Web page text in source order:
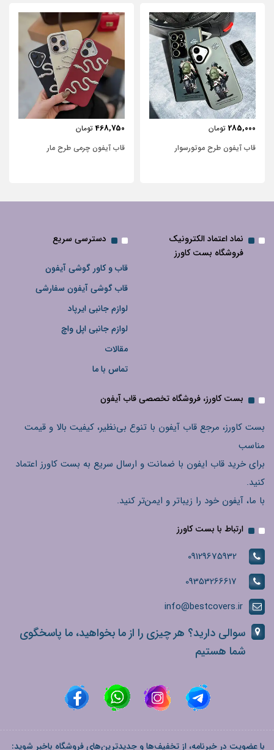
468,750 تومان
قاب آیفون چرمی طرح مار
443,750 تومان
قاب آیفون شفاف با پاپیون سفید و
نماد اعتماد الکترونیک
فروشگاه بست کاورز
دسترسی سریع
قاب و کاور گوشی آیفون
قاب گوشی آیفون سفارشی
لوازم جانبی ایرپاد
لوازم جانبی اپل واچ
مقالات
تماس با ما
بست کاورز، فروشگاه تخصصی قاب آیفون
بست کاورز، مرجع قاب آیفون با تنوع بی‌نظیر، کیفیت بالا و قیمت
مناسب
برای خرید قاب ایفون با ضمانت و ارسال سریع به بست کاورز اعتماد
کنید.
با ما، آیفون خود را زیباتر و ایمن‌تر کنید.
ارتباط با بست کاورز
09129675932
09353266617
info@bestcovers.ir
سوالی دارید؟ هر چیزی را از ما بخواهید، ما پاسخگوی
شما هستیم
با عضویت در خبرنامه، از تخفیف‌ها و جدیدترین‌های فروشگاه باخبر شوید: